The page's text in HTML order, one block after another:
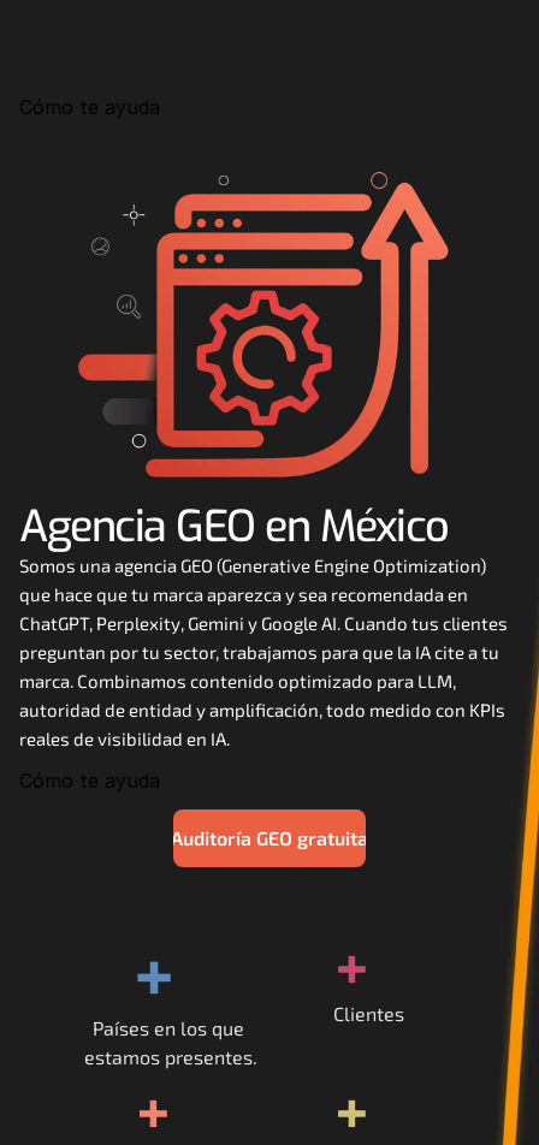
MHA Intelligence
MHA Academy
Facebook Ads
Desarrollo Web
Email marketing
COMMUNITY
Careers
Docs
About
Cómo te ayuda
Agencia GEO en México
Somos una agencia GEO (Generative Engine Optimization)
que hace que tu marca aparezca y sea recomendada en
ChatGPT, Perplexity, Gemini y Google AI. Cuando tus clientes
preguntan por tu sector, trabajamos para que la IA cite a tu
marca. Combinamos contenido optimizado para LLM,
autoridad de entidad y amplificación, todo medido con KPIs
reales de visibilidad en IA.
Cómo te ayuda
Auditoría GEO gratuita
+
Países en los que
estamos presentes.
+
Clientes
+ +